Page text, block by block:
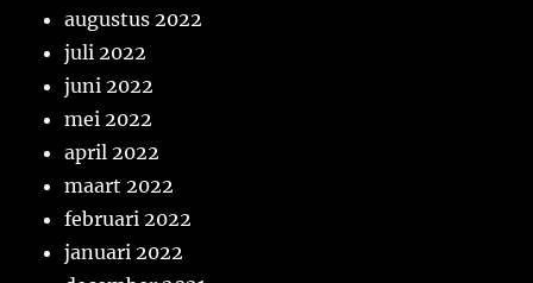
augustus 2022
juli 2022
juni 2022
mei 2022
april 2022
maart 2022
februari 2022
januari 2022